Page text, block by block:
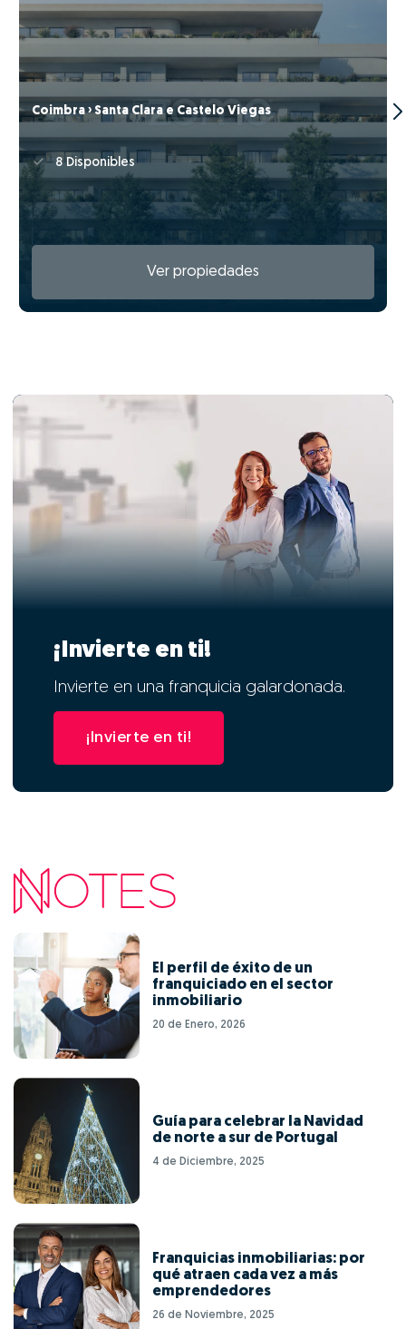
Coimbra › Santa Clara e Castelo Viegas
8 Disponibles
Ver propiedades
¡Invierte en ti!
Invierte en una franquicia galardonada.
¡Invierte en ti!
El perfil de éxito de un
franquiciado en el sector
inmobiliario
20 de Enero, 2026
Guía para celebrar la Navidad
de norte a sur de Portugal
4 de Diciembre, 2025
Franquicias inmobiliarias: por
qué atraen cada vez a más
emprendedores
26 de Noviembre, 2025